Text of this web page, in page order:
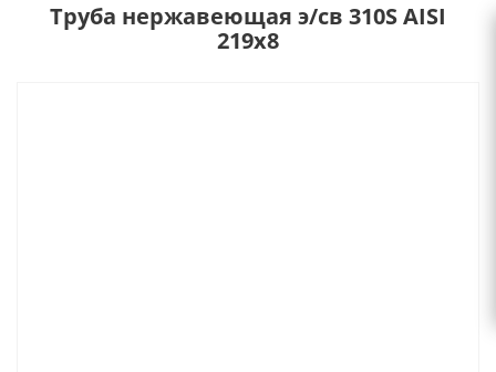
Труба нержавеющая э/св 310S AISI
219х8